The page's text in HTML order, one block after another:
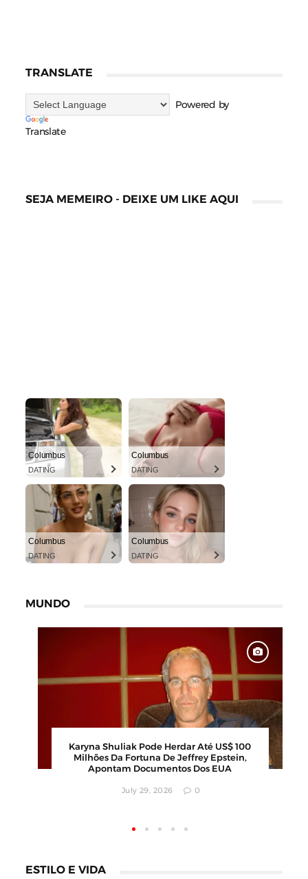
TRANSLATE
Powered by
Translate
SEJA MEMEIRO - DEIXE UM LIKE AQUI
Columbus
DATING
Columbus
DATING
Columbus
DATING
Columbus
DATING
MUNDO
Karyna Shuliak Pode Herdar Até US$ 100
Milhões Da Fortuna De Jeffrey Epstein,
Apontam Documentos Dos EUA
July 29, 2026 0
ESTILO E VIDA